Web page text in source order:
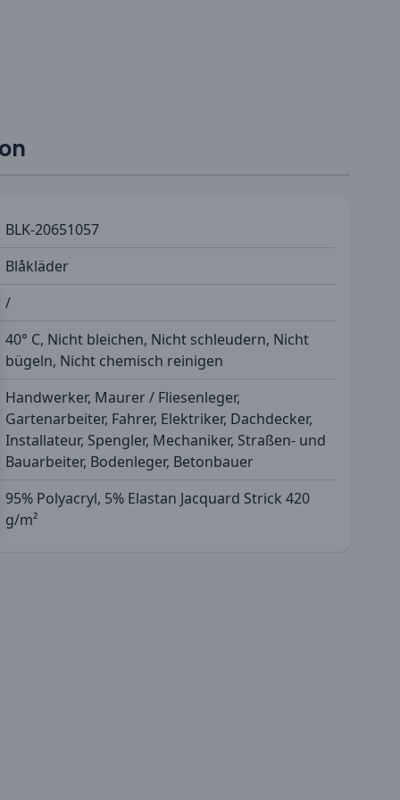
BLK-20651057
Blåkläder
/
40° C, Nicht bleichen, Nicht schleudern, Nicht
bügeln, Nicht chemisch reinigen
Handwerker, Maurer / Fliesenleger,
Gartenarbeiter, Fahrer, Elektriker, Dachdecker,
Installateur, Spengler, Mechaniker, Straßen- und
Bauarbeiter, Bodenleger, Betonbauer
95% Polyacryl, 5% Elastan Jacquard Strick 420
g/m²